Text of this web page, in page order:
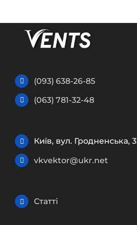
(093) 638-26-85
(063) 781-32-48
Київ, вул. Гродненська,
vkvektor@ukr.net
Статті